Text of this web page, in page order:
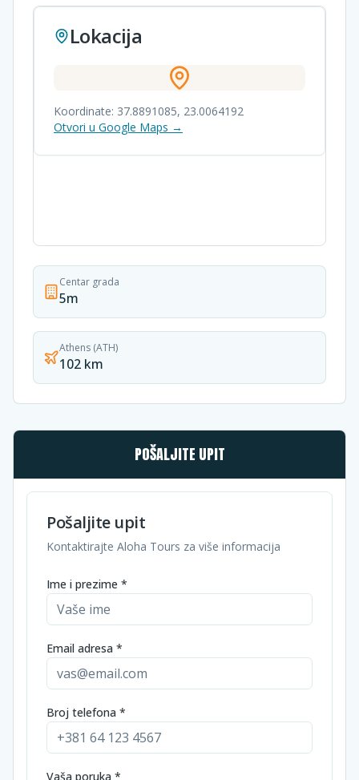
Lokacija
Koordinate: 37.8891085, 23.0064192
Otvori u Google Maps →
Centar grada
5m
Athens (ATH)
102 km
POŠALJITE UPIT
Pošaljite upit
Kontaktirajte Aloha Tours za više informacija
Ime i prezime *
Email adresa *
Broj telefona *
Vaša poruka *